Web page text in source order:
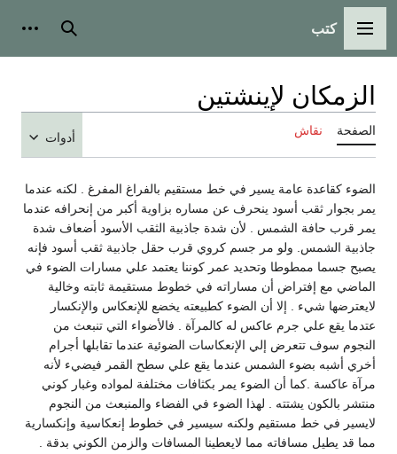
القائمة الرئيسية
كتب بحث
الزمكان لإينشتين
الصفحة نقاش أدوات
الضوء كقاعدة عامة يسير في خط مستقيم بالفراغ المفرغ . لكنه عندما
يمر بجوار ثقب أسود ينحرف عن مساره بزاوية أكبر من إنحرافه عندما
يمر قرب حافة الشمس . لأن شدة جاذبية الثقب الأسود أضعاف شدة
جاذبية الشمس. ولو مر جسم كروي قرب حقل جاذبية ثقب أسود فإنه
يصبح جسما ممطوطا وتحديد عمر كوننا يعتمد علي مسارات الضوء في
الماضي مع إفتراض أن مساراته في خطوط مستقيمة ثابته وخالية
لايعترضها شيء . إلا أن الضوء كطبيعته يخضع للإنعكاس والإنكسار
عتدما يقع علي جرم عاكس له كالمرآة . فالأضواء التي تنبعث من
النجوم سوف تتعرض إلي الإنعكاسات الضوئية عندما تقابلها أجرام
أخري أشبه بضوء الشمس عندما يقع علي سطح القمر فيضيء لأنه
مرآة عاكسة .كما أن الضوء يمر بكثافات مختلفة لمواده وغبار كوني
منتشر بالكون يشتته . لهذا الضوء في الفضاء والمنبعث من النجوم
لايسير في خط مستقيم ولكنه سيسير في خطوط إنعكاسية وإنكسارية
مما قد يطيل مسافاته مما لايعطينا المسافات والزمن الكوني بدقة .